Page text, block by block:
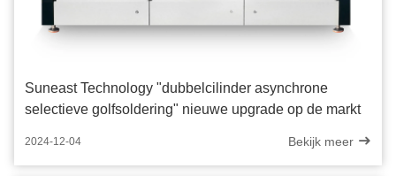
Suneast Technology "dubbelcilinder asynchrone
selectieve golfsoldering" nieuwe upgrade op de markt
2024-12-04 Bekijk meer